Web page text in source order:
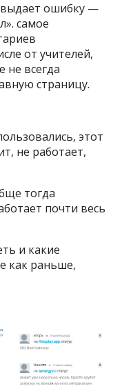
выдает ошибку —
самое
от учителей,
не всегда
страницу.
этот
не работает,
тогда
почти весь
и какие
как раньше,